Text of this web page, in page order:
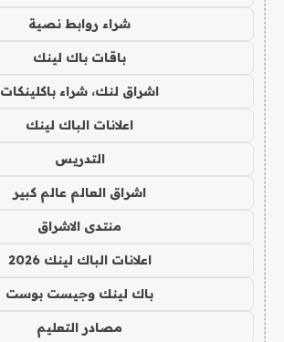
شراء روابط نصية
باقات باك لينك
اشراق لنك، شراء باكلينكات
اعلانات الباك لينك
التدريس
اشراق العالم عالم كبير
منتدى الاشراق
اعلانات الباك لينك 2026
باك لينك وجيست بوست
مصادر التعليم